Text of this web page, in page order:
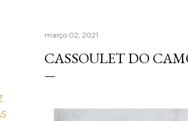
março 02, 2021
CASSOULET DO